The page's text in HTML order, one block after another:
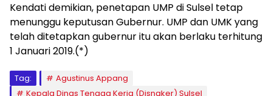
Kendati demikian, penetapan UMP di Sulsel tetap
menunggu keputusan Gubernur. UMP dan UMK yang
telah ditetapkan gubernur itu akan berlaku terhitung
1 Januari 2019.(*)
Tag:
Agustinus Appang
Kepala Dinas Tenaga Kerja (Disnaker) Sulsel